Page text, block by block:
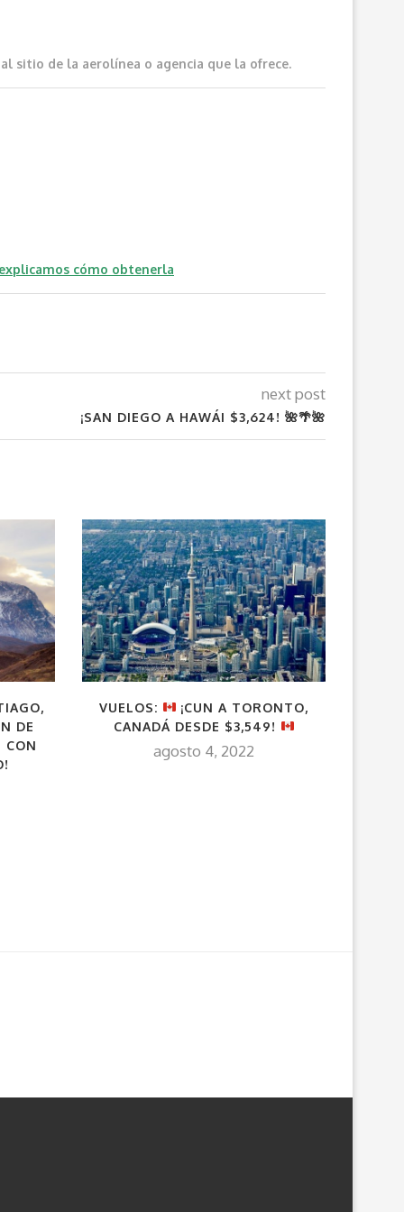
sitio de la aerolínea o agencia que la ofrece.
cómo obtenerla
next post
¡SAN DIEGO A HAWÁI $3,624! 🌺🌴🌺
DE
CON
VUELOS:
¡CUN A TORONTO,
CANADÁ DESDE $3,549!
agosto 4, 2022